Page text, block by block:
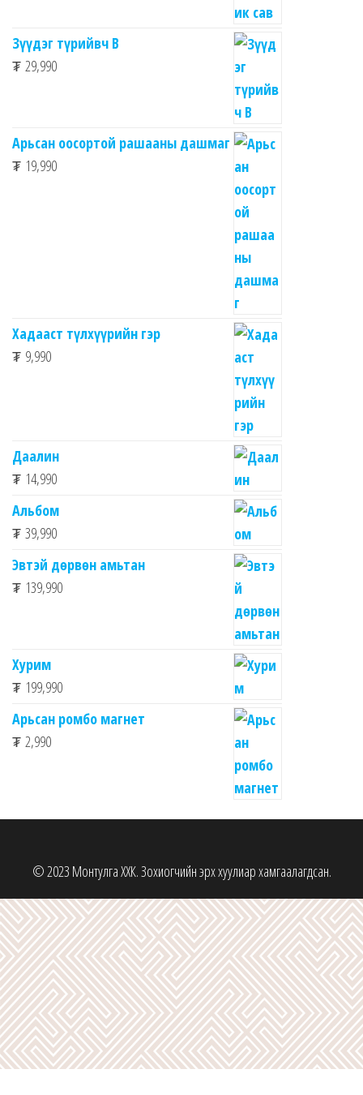
Зүүдэг түрийвч B
₮ 29,990
Арьсан оосортой рашааны дашмаг
₮ 19,990
Хадааст түлхүүрийн гэр
₮ 9,990
Даалин
₮ 14,990
Альбом
₮ 39,990
Эвтэй дөрвөн амьтан
₮ 139,990
Хурим
₮ 199,990
Арьсан ромбо магнет
₮ 2,990
© 2023 Монтулга ХХК. Зохиогчийн эрх хуулиар хамгаалагдсан.